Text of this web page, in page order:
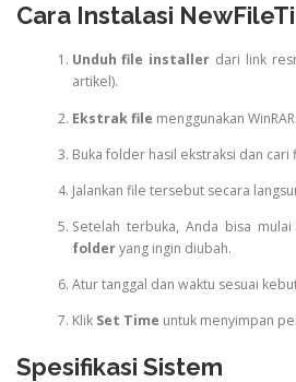
Cara Instalasi
Unduh file installer dari link
artikel).
Ekstrak file menggunakan
Buka folder hasil ekstraksi dan cari
Jalankan file tersebut secara
Setelah terbuka, Anda bisa mulai
folderyang ingin diubah.
Atur tanggal dan waktu sesuai
Klik Set Time untuk menyimpan
Spesifikasi Sistem